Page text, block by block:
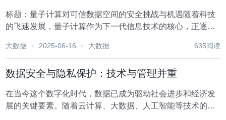
标题：量子计算对可信数据空间的安全挑战与机遇随着科技
的飞速发展，量子计算作为下一代信息技术的核心，正逐步
得量子计算机在处理特定问题上展现出远超经典计算机的潜
大数据 2025-06-16 大数据 635阅读
数据安全与隐私保护：技术与管理并重
在当今这个数字化时代，数据已成为驱动社会进步和经济发
展的关键要素。随着云计算、大数据、人工智能等技术的迅